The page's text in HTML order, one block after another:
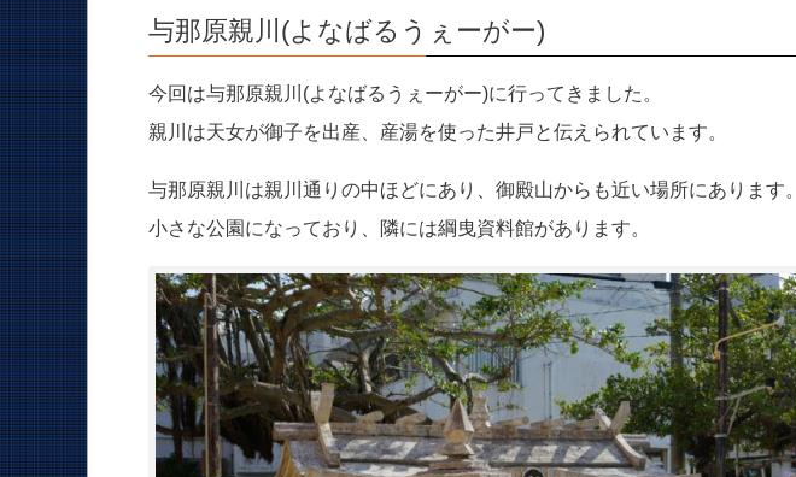
与那原親川(よなばるうぇーがー)
今回は与那原親川(よなばるうぇーがー)に行ってきました。
親川は天女が御子を出産、産湯を使った井戸と伝えられています。
与那原親川は親川通りの中ほどにあり、御殿山からも近い場所にあります。
小さな公園になっており、隣には綱曳資料館があります。